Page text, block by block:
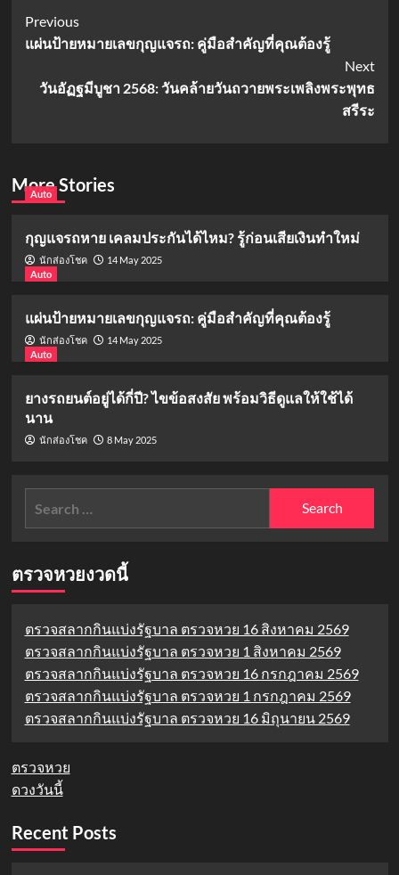
Post
Navigation
Previous
แผ่นป้ายหมายเลขกุญแจรถ: คู่มือสำคัญที่คุณต้องรู้
Next
วันอัฏฐมีบูชา 2568: วันคล้ายวันถวายพระเพลิงพระพุทธ
สรีระ
More Stories
Auto
กุญแจรถหาย เคลมประกันได้ไหม? รู้ก่อนเสียเงินทำใหม่
นักส่องโชค
14 May 2025
Auto
แผ่นป้ายหมายเลขกุญแจรถ: คู่มือสำคัญที่คุณต้องรู้
นักส่องโชค
14 May 2025
Auto
ยางรถยนต์อยู่ได้กี่ปี? ไขข้อสงสัย พร้อมวิธีดูแลให้ใช้ได้
นาน
นักส่องโชค 8 May 2025
ตรวจหวยงวดนี้
ตรวจสลากกินแบ่งรัฐบาล ตรวจหวย 16 สิงหาคม 2569
ตรวจสลากกินแบ่งรัฐบาล ตรวจหวย 1 สิงหาคม 2569
ตรวจสลากกินแบ่งรัฐบาล ตรวจหวย 16 กรกฎาคม 2569
ตรวจสลากกินแบ่งรัฐบาล ตรวจหวย 1 กรกฎาคม 2569
ตรวจสลากกินแบ่งรัฐบาล ตรวจหวย 16 มิถุนายน 2569
ตรวจหวย
ดวงวันนี้
Recent Posts